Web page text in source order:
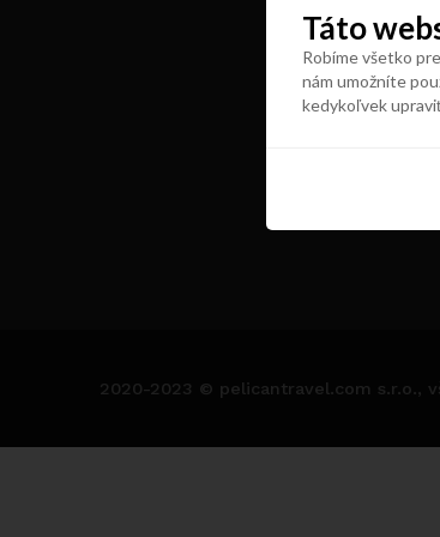
2020-2023 © pelicantravel.com s.r.o.,
Táto
Robíme všetko
nám umožníte
kedykoľvek